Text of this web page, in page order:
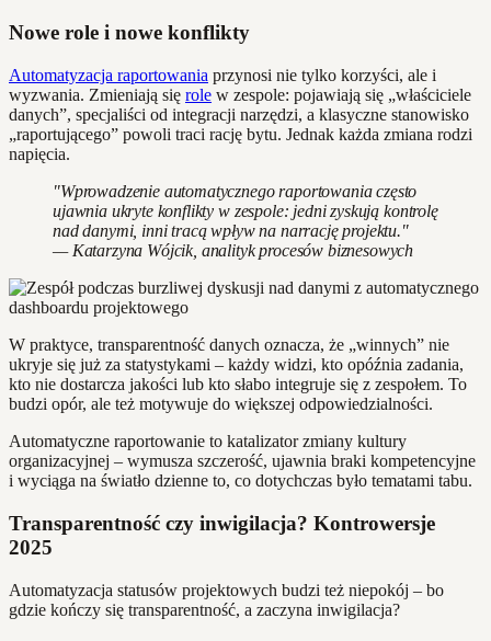
Nowe role i nowe konflikty
Automatyzacja raportowania przynosi nie tylko korzyści, ale i
wyzwania. Zmieniają się role w zespole: pojawiają się „właściciele
danych”, specjaliści od integracji narzędzi, a klasyczne stanowisko
„raportującego” powoli traci rację bytu. Jednak każda zmiana rodzi
napięcia.
"Wprowadzenie automatycznego raportowania często
ujawnia ukryte konflikty w zespole: jedni zyskują kontrolę
nad danymi, inni tracą wpływ na narrację projektu."
— Katarzyna Wójcik, analityk procesów biznesowych
W praktyce, transparentność danych oznacza, że „winnych” nie
ukryje się już za statystykami – każdy widzi, kto opóźnia zadania,
kto nie dostarcza jakości lub kto słabo integruje się z zespołem. To
budzi opór, ale też motywuje do większej odpowiedzialności.
Automatyczne raportowanie to katalizator zmiany kultury
organizacyjnej – wymusza szczerość, ujawnia braki kompetencyjne
i wyciąga na światło dzienne to, co dotychczas było tematami tabu.
Transparentność czy inwigilacja? Kontrowersje
2025
Automatyzacja statusów projektowych budzi też niepokój – bo
gdzie kończy się transparentność, a zaczyna inwigilacja?